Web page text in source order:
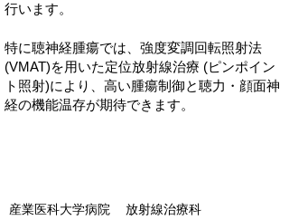
行います。
特に聴神経腫瘍では、強度変調回転照射法
(VMAT)を用いた定位放射線治療 (ピンポイン
ト照射)により、高い腫瘍制御と聴力・顔面神
経の機能温存が期待できます。
産業医科大学病院 放射線治療科